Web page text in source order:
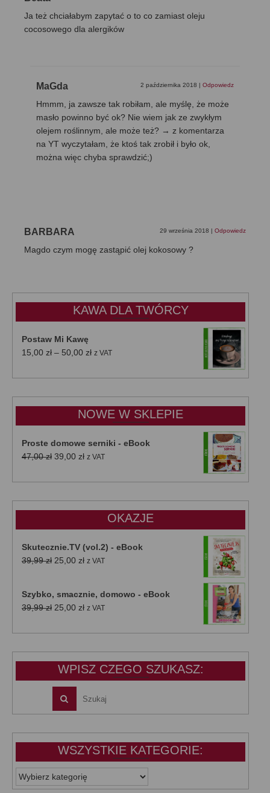
Ja też chciałabym zapytać o to co zamiast oleju
cocosowego dla alergików
MaGda 2 października 2018 | Odpowiedz
Hmmm, ja zawsze tak robiłam, ale myślę, że może
masło powinno być ok? Nie wiem jak ze zwykłym
olejem roślinnym, ale może też? → z komentarza
na YT wyczytałam, że ktoś tak zrobił i było ok,
można więc chyba sprawdzić;)
BARBARA 29 września 2018 | Odpowiedz
Magdo czym mogę zastąpić olej kokosowy ?
KAWA DLA TWÓRCY
Postaw Mi Kawę
15,00 zł – 50,00 złZakres
od
do
50,00 zł
z VAT
NOWE W SKLEPIE
Proste domowe serniki - eBook
47,00zł Pierwotna
wynosiła:
39,00 złAktualna
wynosi:
z VAT
OKAZJE
Skutecznie.TV (vol.2) - eBook
39,99zł Pierwotna
39,99 zł.
25,00 złAktualna
25,00 zł.
z VAT
Szybko, smacznie, domowo - eBook
39,99zł Pierwotna
wynosiła:
25,00 złAktualna
wynosi:
z VAT
WPISZ CZEGO SZUKASZ:
WSZYSTKIE KATEGORIE:
WSZYSTKIE
KATEGORIE: